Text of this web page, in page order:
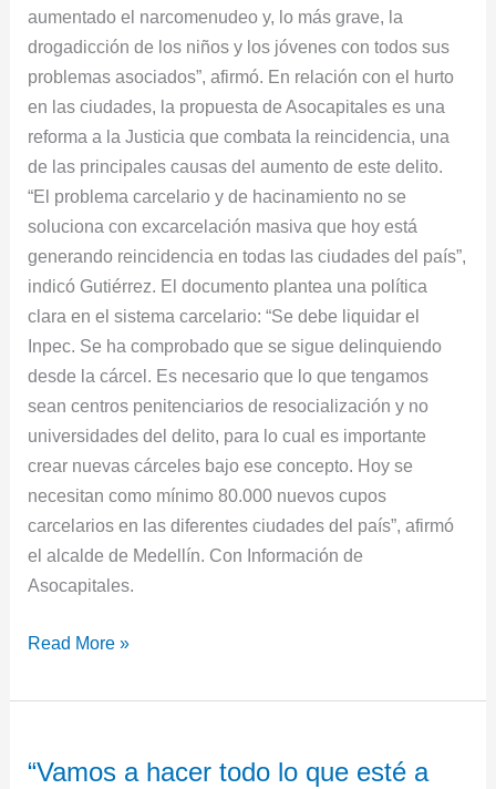
aumentado el narcomenudeo y, lo más grave, la
drogadicción de los niños y los jóvenes con todos sus
problemas asociados”, afirmó. En relación con el hurto
en las ciudades, la propuesta de Asocapitales es una
reforma a la Justicia que combata la reincidencia, una
de las principales causas del aumento de este delito.
“El problema carcelario y de hacinamiento no se
soluciona con excarcelación masiva que hoy está
generando reincidencia en todas las ciudades del país”,
indicó Gutiérrez. El documento plantea una política
clara en el sistema carcelario: “Se debe liquidar el
Inpec. Se ha comprobado que se sigue delinquiendo
desde la cárcel. Es necesario que lo que tengamos
sean centros penitenciarios de resocialización y no
universidades del delito, para lo cual es importante
crear nuevas cárceles bajo ese concepto. Hoy se
necesitan como mínimo 80.000 nuevos cupos
carcelarios en las diferentes ciudades del país”, afirmó
el alcalde de Medellín. Con Información de
Asocapitales.
Read More »
“Vamos a hacer todo lo que esté a
a